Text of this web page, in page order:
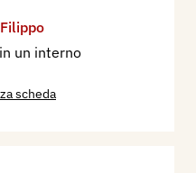
un interno
scheda